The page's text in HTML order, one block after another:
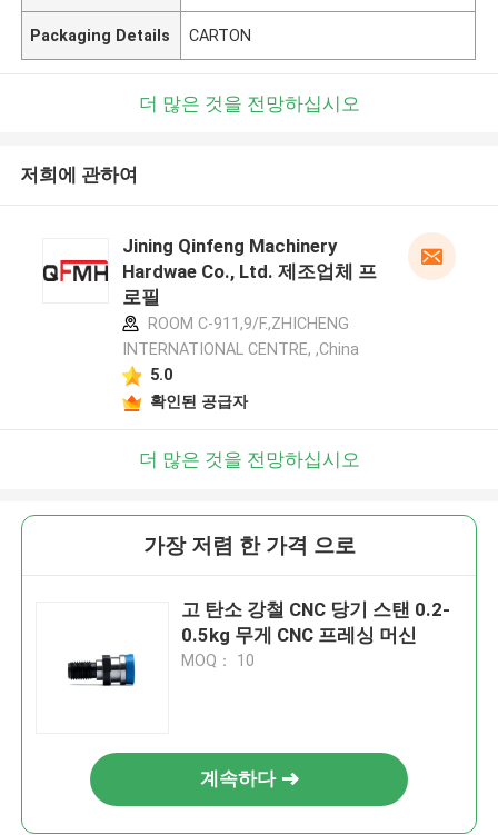
Packaging Details CARTON
더 많은 것을 전망하십시오
저희에 관하여
Jining Qinfeng Machinery
Hardwae Co., Ltd. 제조업체 프
로필
ROOM C-911,9/F.,ZHICHENG
INTERNATIONAL CENTRE, ,China
5.0
확인된 공급자
더 많은 것을 전망하십시오
가장 저렴 한 가격 으로
고 탄소 강철 CNC 당기 스탠 0.2-
0.5kg 무게 CNC 프레싱 머신
MOQ： 10
계속하다